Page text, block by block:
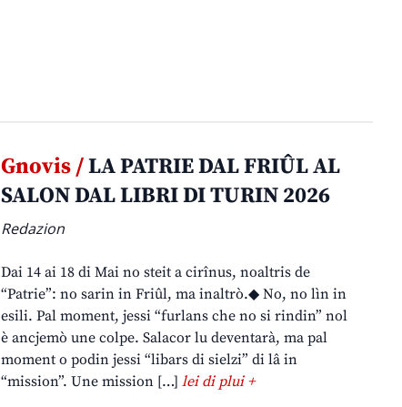
Gnovis /LA PATRIE DAL FRIÛL AL
SALON DAL LIBRI DI TURIN 2026
Redazion
Dai 14 ai 18 di Mai no steit a cirînus, noaltris de
“Patrie”: no sarin in Friûl, ma inaltrò.◆ No, no lìn in
esili. Pal moment, jessi “furlans che no si rindin” nol
è ancjemò une colpe. Salacor lu deventarà, ma pal
moment o podin jessi “libars di sielzi” di lâ in
“mission”. Une mission […]lei di plui +